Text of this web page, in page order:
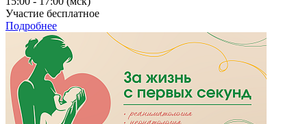
Участие бесплатное
Подробнее